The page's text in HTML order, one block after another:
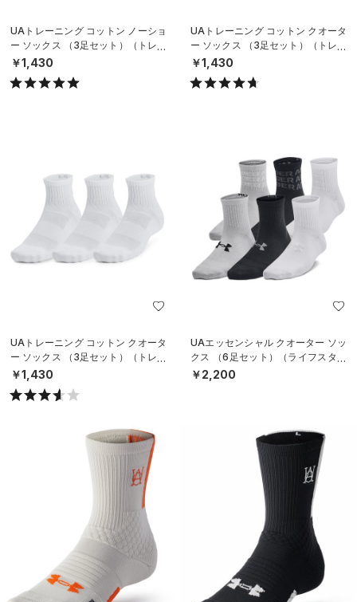
UAトレーニング コットン ノーショ
ー ソックス （3足セット）（トレー
ニング/UNISEX）
￥1,430
UAトレーニング コットン クオータ
ー ソックス （3足セット）（トレー
ニング/UNISEX）
￥1,430
UAトレーニング コットン クオータ
ー ソックス （3足セット）（トレー
ニング/UNISEX）
￥1,430
UAエッセンシャル クオーター ソッ
クス （6足セット）（ライフスタイ
ル/KIDS）
￥2,200